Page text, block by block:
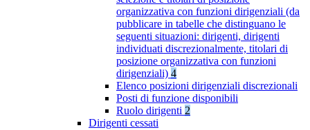
organizzativa con funzioni dirigenziali (da
pubblicare in tabelle che distinguano le
seguenti situazioni: dirigenti, dirigenti
individuati discrezionalmente, titolari di
posizione organizzativa con funzioni
dirigenziali) 4
Elenco posizioni dirigenziali discrezionali
Posti di funzione disponibili
Ruolo dirigenti 2
Dirigenti cessati